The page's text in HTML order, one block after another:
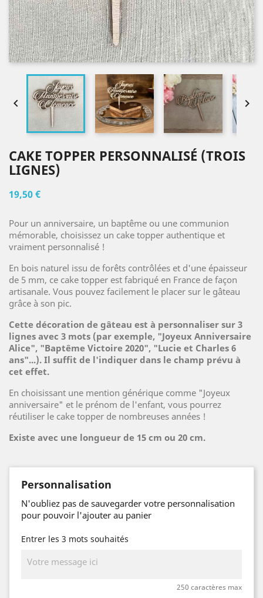
 
CAKE TOPPER PERSONNALISÉ (TROIS
LIGNES)
19,50 €
Pour un anniversaire, un baptême ou une communion
mémorable, choisissez un cake topper authentique et
vraiment personnalisé !
En bois naturel issu de forêts contrôlées et d'une épaisseur
de 5 mm, ce cake topper est fabriqué en France de façon
artisanale. Vous pouvez facilement le placer sur le gâteau
grâce à son pic.
Cette décoration de gâteau est à personnaliser sur 3
lignes avec 3 mots (par exemple, "Joyeux Anniversaire
Alice", "Baptême Victoire 2020", "Lucie et Charles 6
ans"...). Il suffit de l'indiquer dans le champ prévu à
cet effet.
En choisissant une mention générique comme "Joyeux
anniversaire" et le prénom de l'enfant, vous pourrez
réutiliser le cake topper de nombreuses années !
Existe avec une longueur de 15 cm ou 20 cm.
Personnalisation
N'oubliez pas de sauvegarder votre personnalisation
pour pouvoir l'ajouter au panier
Entrer les 3 mots souhaités
250 caractères max